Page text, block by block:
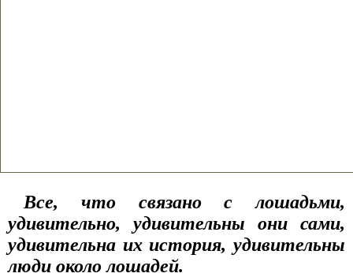
Все, что связано с лошадьми,
удивительно, удивительны они сами,
удивительна их история, удивительны
люди около лошадей.